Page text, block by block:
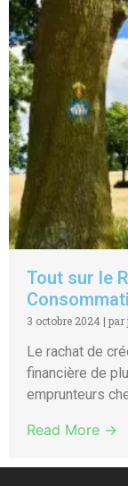
Tout sur le
3 octobre 2024 | par
Le rachat de
financière de
emprunteurs
Read More →